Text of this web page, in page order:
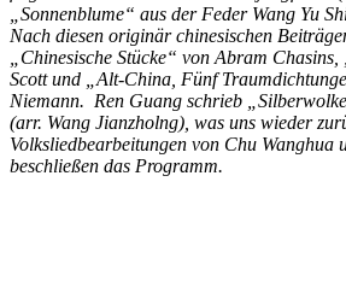
„Sonnenblume“ aus der Feder Wang Yu
Nach diesen originär chinesischen
„Chinesische Stücke“ von Abram
Scott und „Alt-China, Fünf
Niemann. Ren Guang schrieb
(arr. Wang Jianzholng), was uns wieder
Volksliedbearbeitungen von Chu Wanghua
beschließen das Programm.